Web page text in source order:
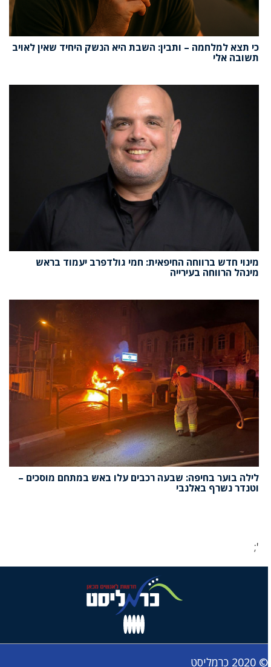
כי תצא למלחמה – ותבין: השבת היא הנשק היחיד שאין לאויב
תשובה אלי
מינוי חדש ברווחה החיפאית: חמי גולדפרב יעמוד בראש
מינהל הרווחה בעירייה
לילה בוער בחיפה: שבעה רכבים עלו באש במתחם מוסכים –
וטנדר נשרף באלנבי
';
© 2020 כרמליסט